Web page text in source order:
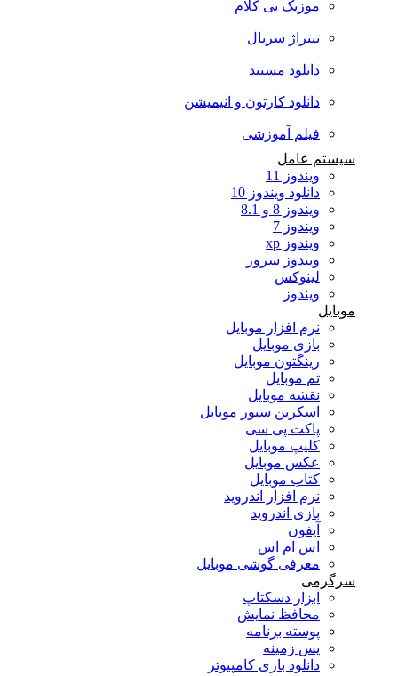
موزیک بی کلام
تیتراژ سریال
دانلود مستند
دانلود کارتون و انیمیشن
فیلم آموزشی
سیستم عامل
ویندوز 11
دانلود ویندوز 10
ویندوز 8 و 8.1
ویندوز 7
ویندوز xp
ویندوز سرور
لینوکس
ویندوز
موبایل
نرم افزار موبایل
بازی موبایل
رینگتون موبایل
تم موبایل
نقشه موبایل
اسکرین سیور موبایل
پاکت پی سی
کلیپ موبایل
عکس موبایل
کتاب موبایل
نرم افزار اندروید
بازی اندروید
آیفون
اس ام اس
معرفی گوشی موبایل
سرگرمی
ابزار دسکتاپ
محافظ نمایش
پوسته برنامه
پس زمینه
دانلود بازی کامپیوتر